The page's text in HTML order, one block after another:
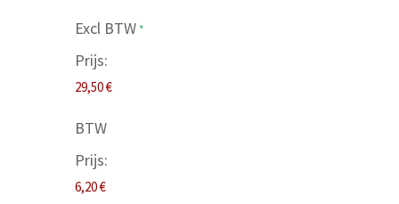
Excl BTW *
Prijs:
BTW
Prijs: